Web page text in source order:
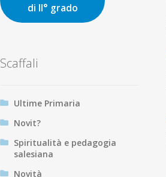
di II° grado
Scaffali
Ultime Primaria
Novit?
Spiritualità e pedagogia
salesiana
Novità